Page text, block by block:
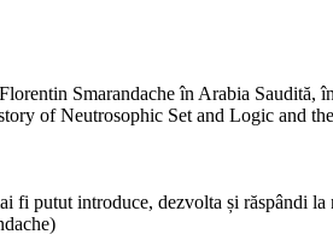
Smarandache în Arabia Saudită,
of Neutrosophic Set and Logic and
fi putut introduce, dezvolta și răspândi